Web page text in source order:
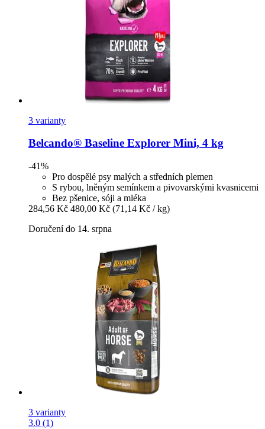
3 varianty
Belcando® Baseline Explorer Mini, 4 kg
-41%
Pro dospělé psy malých a středních plemen
S rybou, lněným semínkem a pivovarskými kvasnicemi
Bez pšenice, sóji a mléka
284,56 Kč 480,00 Kč (71,14 Kč / kg)
Doručení do 14. srpna
3 varianty
3.0 (1)